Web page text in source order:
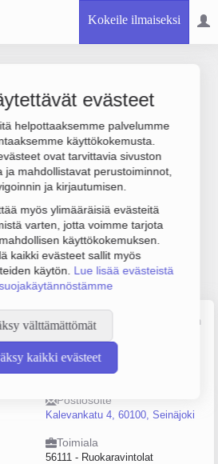
Kokeile ilmaiseksi
evästeet
helpottaaksemme palvelumme
käyttökokemusta.
ovat tarvittavia sivuston
ja mahdollistavat perustoiminnot,
ja kirjautumisen.
myös ylimääräisiä evästeitä
varten, jotta voimme tarjota
käyttökokemuksen.
kaikki evästeet sallit myös
käytön. Lue lisää evästeistä
välttämättömät
kaikki evästeet
Piikki Oy
on 1.6 milj. €, tulos 147
7. Sen päätoimiala on
2008 ja sijainti Seinäjoki.
(OY).
Päättäjätiedot
Lähde: YTJ, PRH, Traficom
Henkilöstömäärä
5–9
Postiosoite
Kalevankatu 4, 60100, Seinäjoki
Toimiala
56111 - Ruokaravintolat